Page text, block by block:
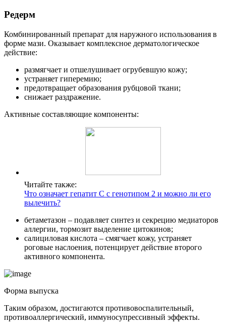
Редерм
Комбинированный препарат для наружного использования в
форме мази. Оказывает комплексное дерматологическое
действие:
размягчает и отшелушивает огрубевшую кожу;
устраняет гиперемию;
предотвращает образования рубцовой ткани;
снижает раздражение.
Активные составляющие компоненты:
Читайте также:
Что означает гепатит C с генотипом 2 и можно ли его
вылечить?
бетаметазон – подавляет синтез и секрецию медиаторов
аллергии, тормозит выделение цитокинов;
салициловая кислота – смягчает кожу, устраняет
роговые наслоения, потенцирует действие второго
активного компонента.
Форма выпуска
Таким образом, достигаются противовоспалительный,
противоаллергический, иммуносупрессивный эффекты.